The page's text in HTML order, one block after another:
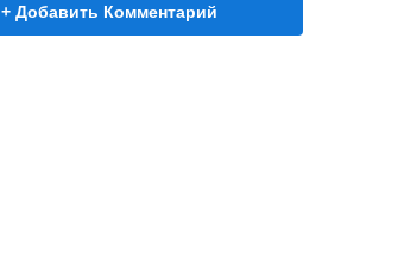
+ Добавить Комментарий